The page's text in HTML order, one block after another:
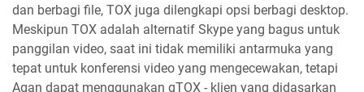
dan berbagi file, TOX juga dilengkapi opsi berbagi desktop.
Meskipun TOX adalah alternatif Skype yang bagus untuk
panggilan video, saat ini tidak memiliki antarmuka yang
tepat untuk konferensi video yang mengecewakan, tetapi
Agan dapat menggunakan qTOX - klien yang didasarkan